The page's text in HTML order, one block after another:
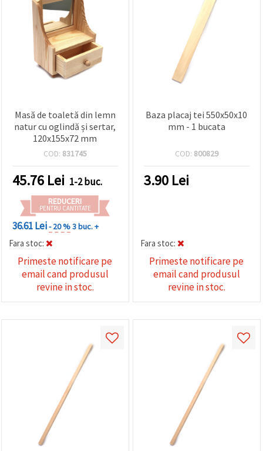
Masă de toaletă din lemn
natur cu oglindă și sertar,
120x155x72 mm
COD: 831745
45.76 Lei 1-2 buc.
REDUCERI
PENTRU CANTITATE
36.61 Lei- 20 %3 buc. +
Fara stoc:
Primeste notificare pe
email cand produsul
revine in stoc.
Baza placaj tei 550x50x10
mm - 1 bucata
COD: 800829
3.90 Lei
Fara stoc:
Primeste notificare pe
email cand produsul
revine in stoc.